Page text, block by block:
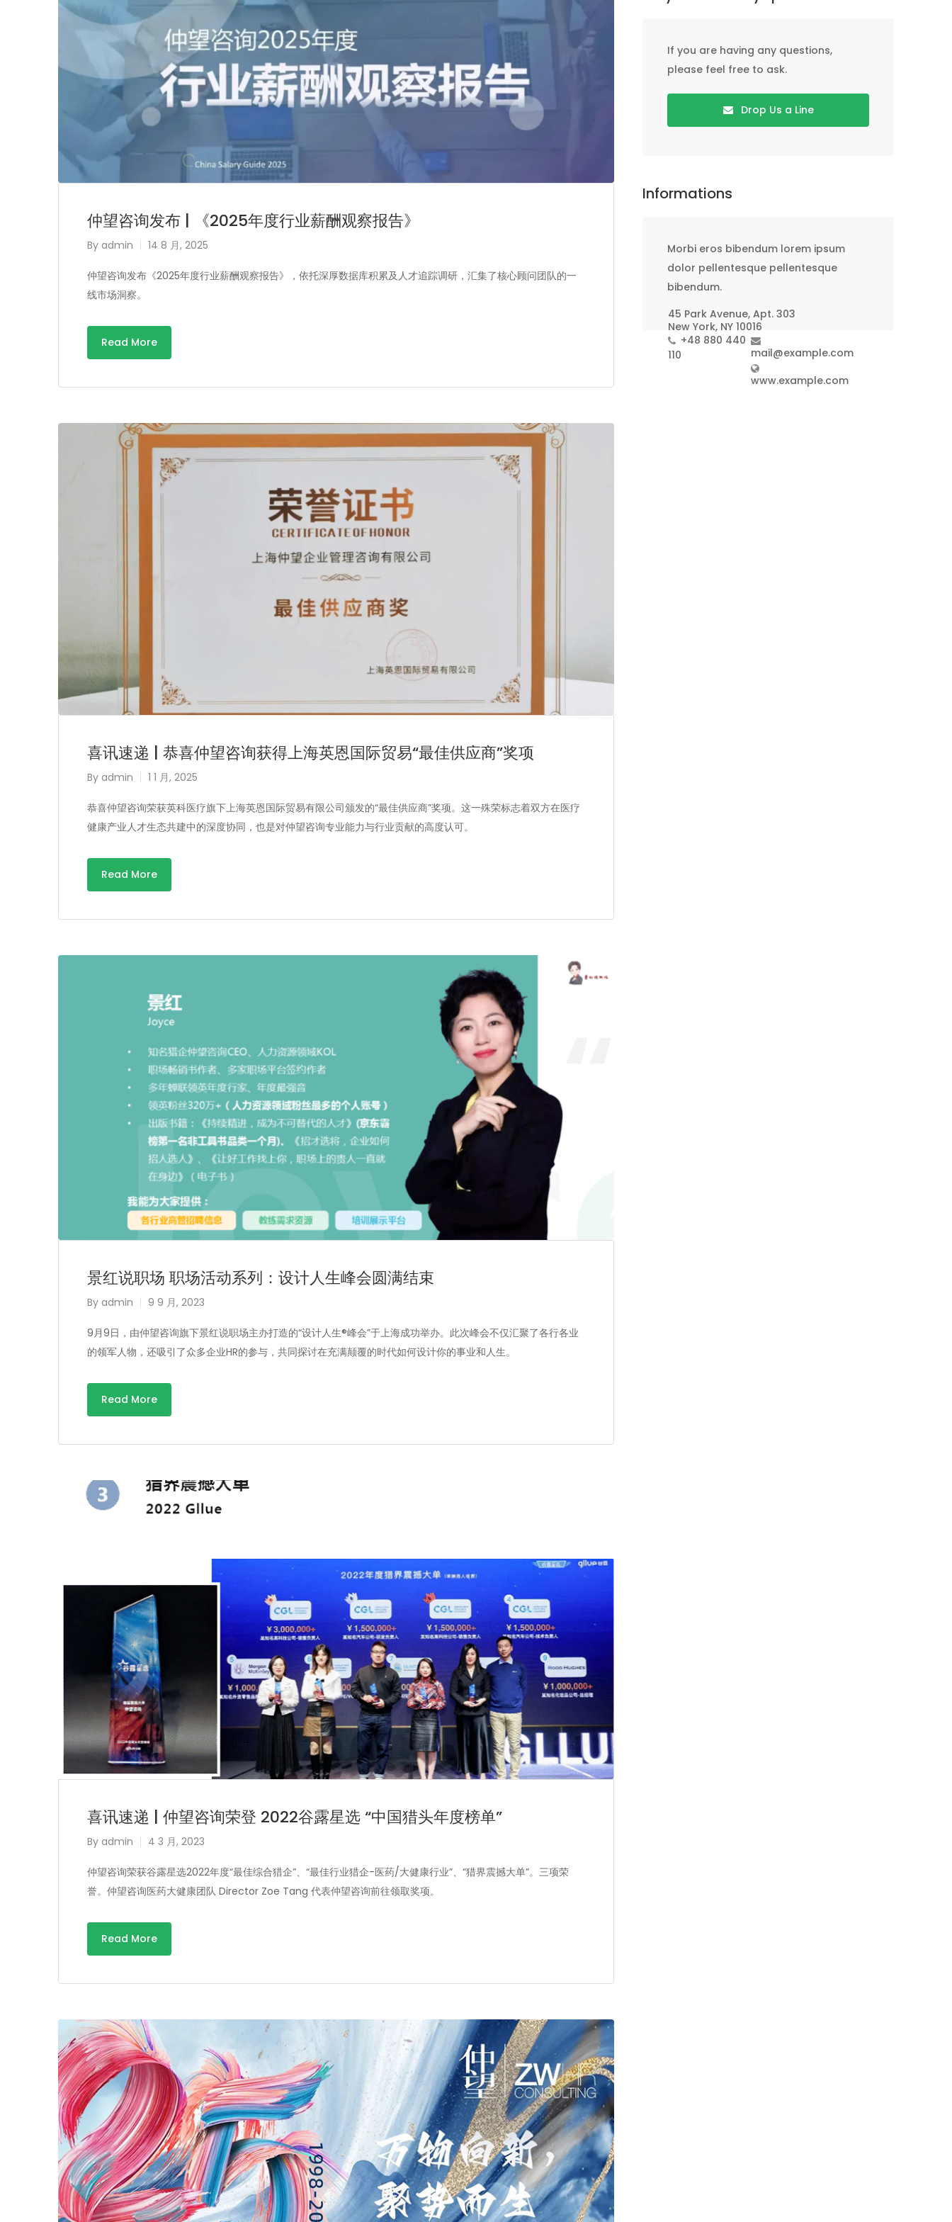
仲望咨询发布 | 《2025年度行业薪酬观察报告》
By admin 14 8 月, 2025
仲望咨询发布《2025年度行业薪酬观察报告》，依托深厚数据库积累及人才追踪调研，汇集了核心顾问团队的一
线市场洞察。
Read More
喜讯速递 | 恭喜仲望咨询获得上海英恩国际贸易“最佳供应商”奖项
By admin 1 1 月, 2025
恭喜仲望咨询荣获英科医疗旗下上海英恩国际贸易有限公司颁发的“最佳供应商”奖项。这一殊荣标志着双方在医疗
健康产业人才生态共建中的深度协同，也是对仲望咨询专业能力与行业贡献的高度认可。
Read More
景红说职场 职场活动系列：设计人生峰会圆满结束
By admin 9 9 月, 2023
9月9日，由仲望咨询旗下景红说职场主办打造的“设计人生®峰会”于上海成功举办。此次峰会不仅汇聚了各行各业
的领军人物，还吸引了众多企业HR的参与，共同探讨在充满颠覆的时代如何设计你的事业和人生。
Read More
喜讯速递 | 仲望咨询荣登 2022谷露星选 “中国猎头年度榜单”
By admin 4 3 月, 2023
仲望咨询荣获谷露星选2022年度“最佳综合猎企”、“最佳行业猎企-医药/大健康行业”、“猎界震撼大单”。三项荣
誉。仲望咨询医药大健康团队 Director Zoe Tang 代表仲望咨询前往领取奖项。
Read More
If you are having any questions,
please feel free to ask.
Drop Us a Line
Informations
Morbi eros bibendum lorem ipsum
dolor pellentesque pellentesque
bibendum.
45 Park Avenue, Apt. 303
New York, NY 10016
+48 880 440
110
mail@example.com
www.example.com